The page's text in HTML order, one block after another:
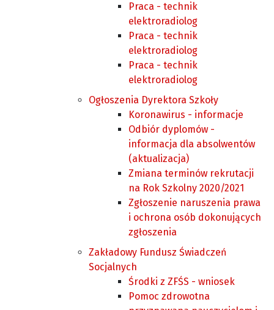
Praca - technik
elektroradiolog
Praca - technik
elektroradiolog
Praca - technik
elektroradiolog
Ogłoszenia Dyrektora Szkoły
Koronawirus - informacje
Odbiór dyplomów -
informacja dla absolwentów
(aktualizacja)
Zmiana terminów rekrutacji
na Rok Szkolny 2020/2021
Zgłoszenie naruszenia prawa
i ochrona osób dokonujących
zgłoszenia
Zakładowy Fundusz Świadczeń
Socjalnych
Środki z ZFŚS - wniosek
Pomoc zdrowotna